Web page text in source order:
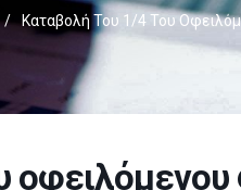
/ Καταβολή Του 1/4 Του
οφειλόμενου